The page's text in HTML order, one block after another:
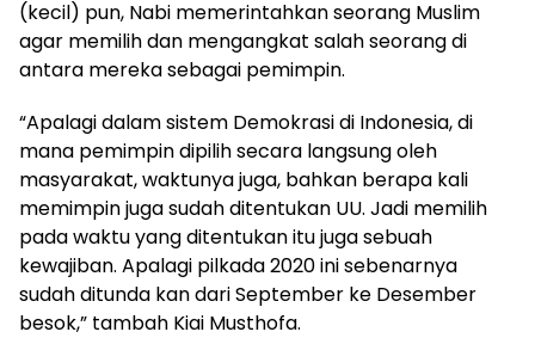
(kecil) pun, Nabi memerintahkan seorang Muslim
agar memilih dan mengangkat salah seorang di
antara mereka sebagai pemimpin.
“Apalagi dalam sistem Demokrasi di Indonesia, di
mana pemimpin dipilih secara langsung oleh
masyarakat, waktunya juga, bahkan berapa kali
memimpin juga sudah ditentukan UU. Jadi memilih
pada waktu yang ditentukan itu juga sebuah
kewajiban. Apalagi pilkada 2020 ini sebenarnya
sudah ditunda kan dari September ke Desember
besok,” tambah Kiai Musthofa.